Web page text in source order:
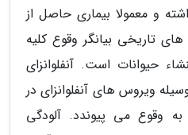
و معمولا بیماری حاصل از
تاریخی بیانگر وقوع کلیه
حیوانات است. آنفلوانزای
ویروس های آنفلوانزای در
وقوع می پیوندد. آلودگی